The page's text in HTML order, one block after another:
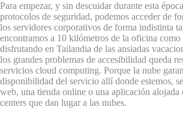
Para empezar, y sin descuidar durante esta
protocolos de seguridad, podemos acceder de
los servidores corporativos de forma indistinta
encontramos a 10 kilómetros de la oficina como
disfrutando en Tailandia de las ansiadas
los grandes problemas de accesibilidad queda
servicios cloud computing. Porque la nube
disponibilidad del servicio allí donde estemos,
web, una tienda online o una aplicación alojada
centers que dan lugar a las nubes.